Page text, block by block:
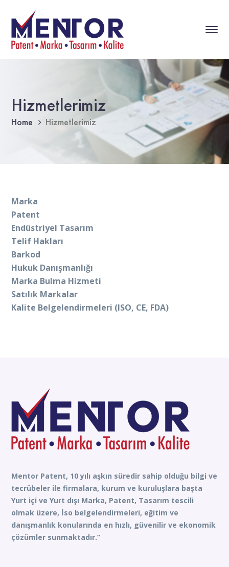
Hizmetlerimiz
Home Hizmetlerimiz
Marka
Patent
Endüstriyel Tasarım
Telif Hakları
Barkod
Hukuk Danışmanlığı
Marka Bulma Hizmeti
Satılık Markalar
Kalite Belgelendirmeleri (ISO, CE, FDA)
Mentor Patent, 10 yılı aşkın süredir sahip olduğu bilgi ve
tecrübeler ile firmalara, kurum ve kuruluşlara başta
Yurt içi ve Yurt dışı Marka, Patent, Tasarım tescili
olmak üzere, İso belgelendirmeleri, eğitim ve
danışmanlık konularında en hızlı, güvenilir ve ekonomik
çözümler sunmaktadır.”